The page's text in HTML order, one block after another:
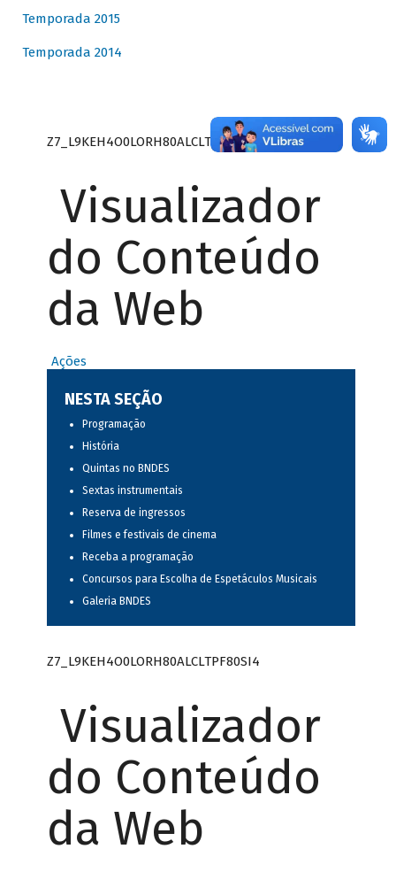
Temporada 2015
Temporada 2014
Z7_L9KEH4O0LORH80ALCLTPF80S27
Visualizador
do Conteúdo
da Web
Ações
NESTA SEÇÃO
Programação
História
Quintas no BNDES
Sextas instrumentais
Reserva de ingressos
Filmes e festivais de cinema
Receba a programação
Concursos para Escolha de Espetáculos Musicais
Galeria BNDES
Z7_L9KEH4O0LORH80ALCLTPF80SI4
Visualizador
do Conteúdo
da Web